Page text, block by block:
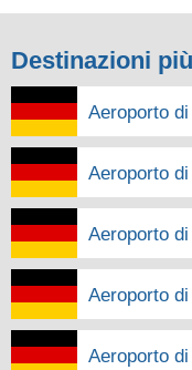
Destinazioni
Aeroporto
Aeroporto
Aeroporto
Aeroporto
Aeroporto